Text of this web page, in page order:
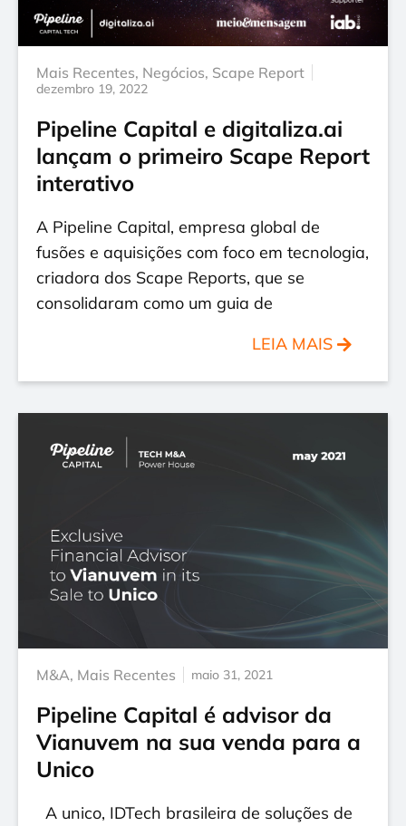
Mais Recentes, Negócios, Scape Report
dezembro 19, 2022
Pipeline Capital e digitaliza.ai
lançam o primeiro Scape Report
interativo
A Pipeline Capital, empresa global de
fusões e aquisições com foco em tecnologia,
criadora dos Scape Reports, que se
consolidaram como um guia de
LEIA MAIS
M&A, Mais Recentes maio 31, 2021
Pipeline Capital é advisor da
Vianuvem na sua venda para a
Unico
A unico, IDTech brasileira de soluções de